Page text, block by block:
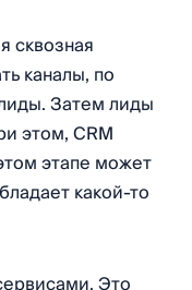
сквозная
каналы, по
Затем лиды
этом, CRM
этапе может
какой-то